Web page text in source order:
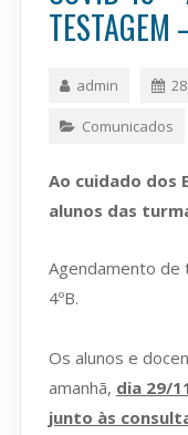
TESTAGEM
admin
Comunicados
Ao cuidado dos
alunos das
Agendamento de
4ºB.
Os alunos e
amanhã, dia 29/
junto às